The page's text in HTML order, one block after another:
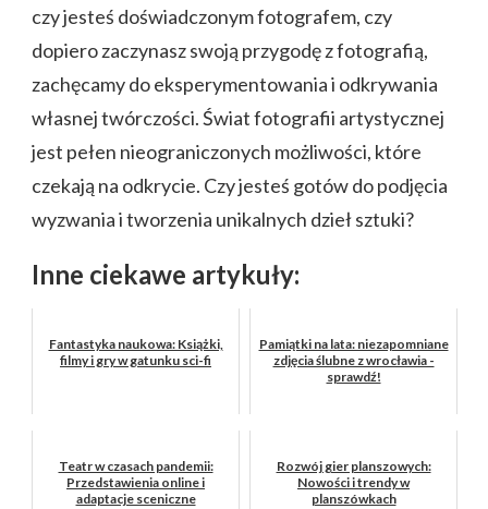
czy jesteś doświadczonym fotografem, czy
dopiero zaczynasz swoją przygodę z fotografią,
zachęcamy do eksperymentowania i odkrywania
własnej twórczości. Świat fotografii artystycznej
jest pełen nieograniczonych możliwości, które
czekają na odkrycie. Czy jesteś gotów do podjęcia
wyzwania i tworzenia unikalnych dzieł sztuki?
Inne ciekawe artykuły:
Fantastyka naukowa: Książki,
filmy i gry w gatunku sci-fi
Pamiątki na lata: niezapomniane
zdjęcia ślubne z wrocławia -
sprawdź!
Teatr w czasach pandemii:
Przedstawienia online i
adaptacje sceniczne
Rozwój gier planszowych:
Nowości i trendy w
planszówkach